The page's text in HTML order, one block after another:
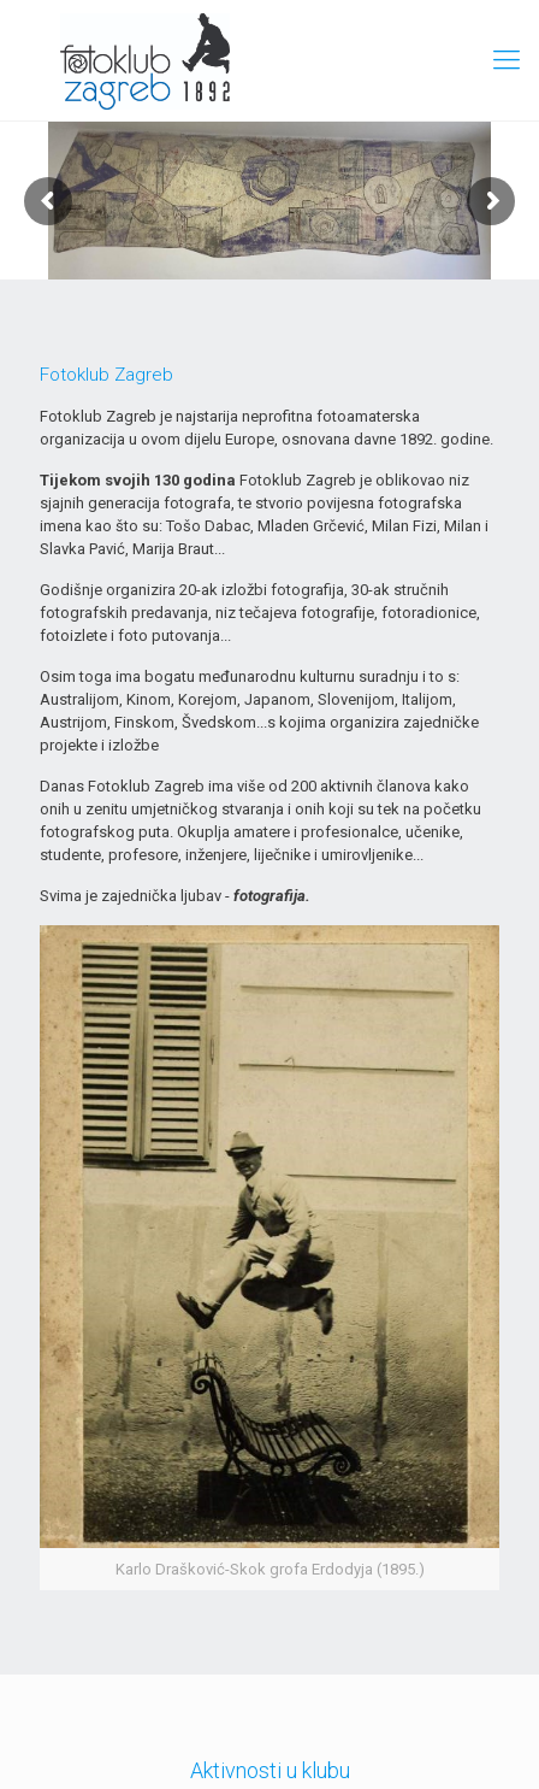
Fotoklub Zagreb
Fotoklub Zagreb je najstarija neprofitna fotoamaterska
organizacija u ovom dijelu Europe, osnovana davne 1892. godine.
Tijekom svojih 130 godina Fotoklub Zagreb je oblikovao niz
sjajnih generacija fotografa, te stvorio povijesna fotografska
imena kao što su: Tošo Dabac, Mladen Grčević, Milan Fizi, Milan i
Slavka Pavić, Marija Braut...
Godišnje organizira 20-ak izložbi fotografija, 30-ak stručnih
fotografskih predavanja, niz tečajeva fotografije, fotoradionice,
fotoizlete i foto putovanja...
Osim toga ima bogatu međunarodnu kulturnu suradnju i to s:
Australijom, Kinom, Korejom, Japanom, Slovenijom, Italijom,
Austrijom, Finskom, Švedskom...s kojima organizira zajedničke
projekte i izložbe
Danas Fotoklub Zagreb ima više od 200 aktivnih članova kako
onih u zenitu umjetničkog stvaranja i onih koji su tek na početku
fotografskog puta. Okuplja amatere i profesionalce, učenike,
studente, profesore, inženjere, liječnike i umirovljenike...
Svima je zajednička ljubav - fotografija.
Karlo Drašković-Skok grofa Erdodyja (1895.)
Aktivnosti u klubu